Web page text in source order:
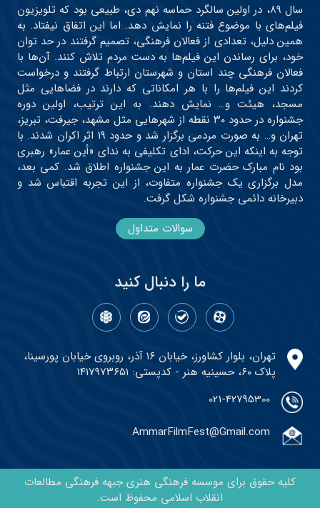
سال ۸۹، در اولین سالگرد حماسه نهم دی، طبیعی بود که تلویزیون
فیلم‌های با موضوع فتنه را نمایش دهد. اما این اتفاق نیفتاد. به
همین دلیل، تعدادی از فعالان فرهنگی، تصمیم گرفتند در حد توان
خود، برای رساندن این فیلم‌ها به دست مردم تلاش کنند. آن‌ها با
فعالان فرهنگی چند استان و شهرستان ارتباط گرفتند و درخواست
کردند این فیلم‌ها را با هر امکاناتی که دارند در فضاهایی مثل
مسجد، هیئت و… نمایش دهند. به این ترتیب، اولین دوره
جشنواره در حدود ۳۰ نقطه از شهرهایی مثل مشهد، جیرفت، تبریز،
تهران و… به صورت مردمی برگزار شد و حدود ۱۹ اثر اکران شدند. با
توجه به اینکه این حرکت، ادای تکلیفی به ندای «أین عمار» رهبری
بود نام مبارک حضرت عمار به این جشنواره اطلاق شد. کمی بعد،
مدل برگزاری یک جشنواره متفاوت، از این تجربه اقتباس شد و
دبیرخانه دائمی جشنواره شکل گرفت.
سوالات متداول
ما را دنبال کنید
تهران، بلوار کشاورز، خیابان ۱۶ آذر، روبروی خیابان پورسینا،
پلاک ۶۰، حسینیه هنر - کدپستی: ۱۴۱۷۹۷۳۶۵۱
021-42795300
AmmarFilmFest@Gmail.com
کلیه حقوق برای موسسه فرهنگی هنری جبهه فرهنگی مطالعات
انقلاب اسلامی محفوظ است.